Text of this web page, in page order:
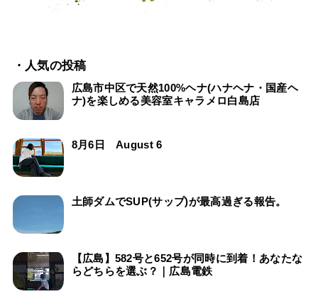
・人気の投稿
広島市中区で天然100%ヘナ(ハナヘナ・国産ヘ
ナ)を楽しめる美容室キャラメロ白島店
8月6日 August 6
土師ダムでSUP(サップ)が最高過ぎる報告。
【広島】582号と652号が同時に到着！あなたな
らどちらを選ぶ？｜広島電鉄